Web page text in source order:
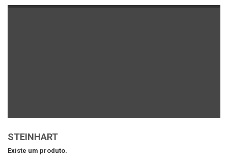
STEINHART
Existe um produto.